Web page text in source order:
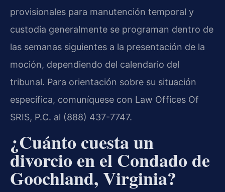
provisionales para manutención temporal y
custodia generalmente se programan dentro de
las semanas siguientes a la presentación de la
moción, dependiendo del calendario del
tribunal. Para orientación sobre su situación
específica, comuníquese con Law Offices Of
SRIS, P.C. al (888) 437-7747.
¿Cuánto cuesta un
divorcio en el Condado de
Goochland, Virginia?